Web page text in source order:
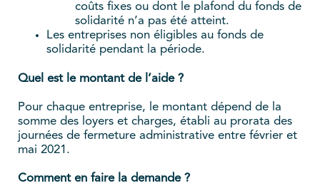
coûts fixes ou dont le plafond du fonds de
solidarité n’a pas été atteint.
Les entreprises non éligibles au fonds de
solidarité pendant la période.
Quel est le montant de l’aide ?
Pour chaque entreprise, le montant dépend de la
somme des loyers et charges, établi au prorata des
journées de fermeture administrative entre février et
mai 2021.
Comment en faire la demande ?